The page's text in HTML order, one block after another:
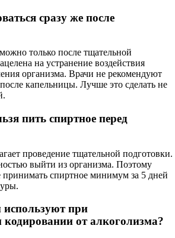
сразу же после
только после тщательной
на устранение воздействия
организма. Врачи не рекомендуют
капельницы. Лучше это сделать не
пить спиртное перед
проведение тщательной подготовки.
выйти из организма. Поэтому
принимать спиртное минимум за 5 дней
при
от алкоголизма?